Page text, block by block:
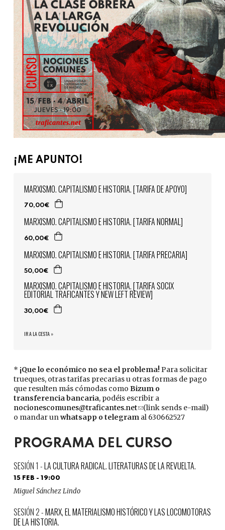
¡ME APUNTO!
MARXISMO. CAPITALISMO E HISTORIA. [TARIFA DE APOYO]
70,00€
MARXISMO. CAPITALISMO E HISTORIA. [TARIFA NORMAL]
60,00€
MARXISMO. CAPITALISMO E HISTORIA. [TARIFA PRECARIA]
50,00€
MARXISMO. CAPITALISMO E HISTORIA. [TARIFA SOCIX
EDITORIAL TRAFICANTES Y NEW LEFT REVIEW]
30,00€
IR A LA CESTA »
* ¡Que lo económico no sea el problema!Para solicitar
trueques, otras tarifas precarias u otras formas de pago
que resulten más cómodas como Bizum o
transferencia bancaria, podéis escribir a
nocionescomunes@traficantes.net(link
sends
mail)
(link sends e-mail)
o mandar un whatsapp o telegram al 630662527
PROGRAMA DEL CURSO
LA CULTURA RADICAL. LITERATURAS DE LA REVUELTA.
15 FEB - 19:00
Miguel Sánchez Lindo
MARX, EL MATERIALISMO HISTÓRICO Y LAS LOCOMOTORAS
DE LA HISTORIA.